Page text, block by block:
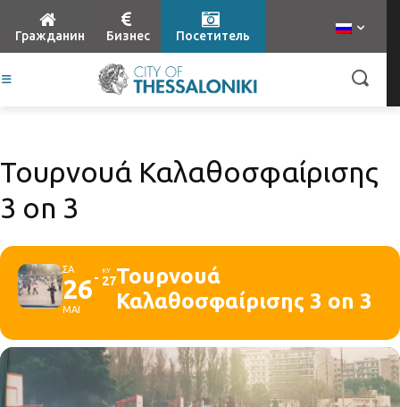
Гражданин Бизнес Посетитель
Τουρνουά Καλαθοσφαίρισης
3 on 3
ΣΑ
26
ΜΑΙ
ΚΥ
27Τουρνουά
Καλαθοσφαίρισης 3 on 3